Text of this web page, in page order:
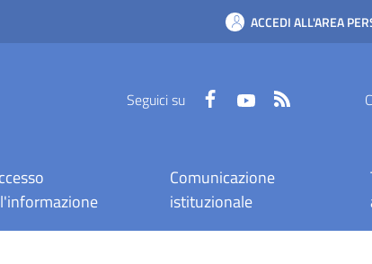
ACCEDI ALL'AREA
Seguici su FacebookYouTube
Comunicazione
istituzionale